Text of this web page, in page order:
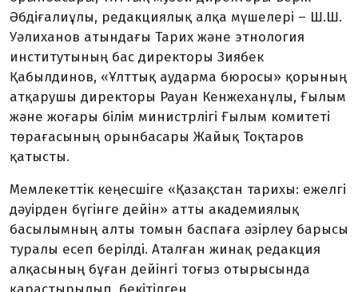
Әбдіғалиұлы, редакциялық алқа мүшелері – Ш.Ш.
Уәлиханов атындағы Тарих және этнология
институтының бас директоры Зиябек
Қабылдинов, «Ұлттық аударма бюросы» қорының
атқарушы директоры Рауан Кенжеханұлы, Ғылым
және жоғары білім министрлігі Ғылым комитеті
төрағасының орынбасары Жайық Тоқтаров
қатысты.
Мемлекеттік кеңесшіге «Қазақстан тарихы: ежелгі
дәуірден бүгінге дейін» атты академиялық
басылымның алты томын баспаға әзірлеу барысы
туралы есеп берілді. Аталған жинақ редакция
алқасының бұған дейінгі тоғыз отырысында